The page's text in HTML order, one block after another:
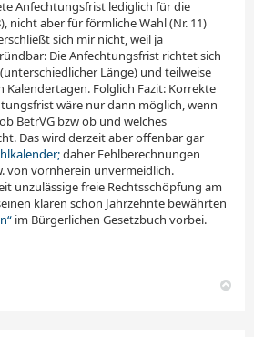
Anfechtungsfrist lediglich für die
nicht aber für förmliche Wahl (Nr. 11)
sich mir nicht, weil ja
Die Anfechtungsfrist richtet sich
Länge) und teilweise
Kalendertagen. Folglich Fa­zit: Korrekte
wäre nur dann möglich, wenn
BetrVG bzw ob und welches
Das wird derzeit aber offenbar gar
daher Fehlberechnungen
von vornherein unvermeidlich.
unzulässige freie Rechtsschöpfung am
klaren schon Jahrzehnte bewährten
im Bürgerlichen Gesetzbuch vorbei.